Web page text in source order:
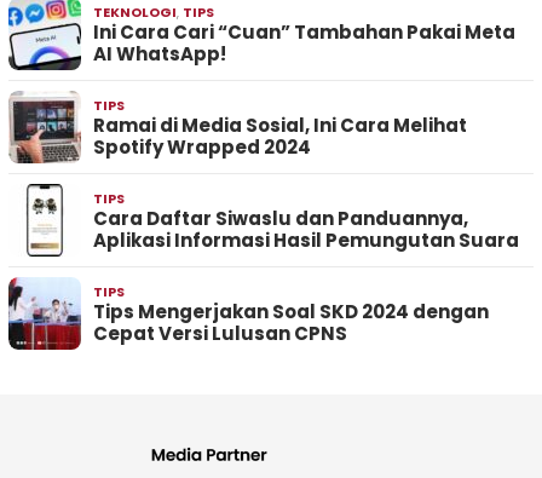
TEKNOLOGI, TIPS
Ini Cara Cari “Cuan” Tambahan Pakai Meta
AI WhatsApp!
TIPS
Ramai di Media Sosial, Ini Cara Melihat
Spotify Wrapped 2024
TIPS
Cara Daftar Siwaslu dan Panduannya,
Aplikasi Informasi Hasil Pemungutan Suara
TIPS
Tips Mengerjakan Soal SKD 2024 dengan
Cepat Versi Lulusan CPNS